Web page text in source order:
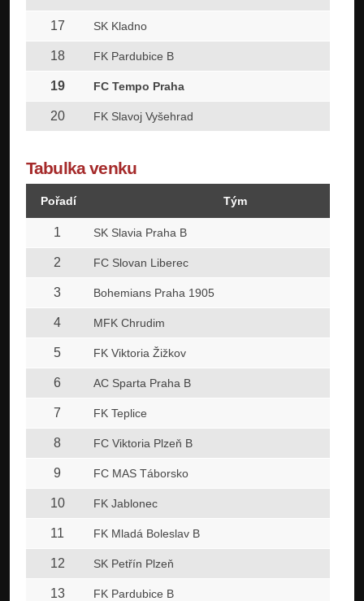
17 SK Kladno
18 FK Pardubice B
19 FC Tempo Praha
20 FK Slavoj Vyšehrad
Tabulka venku
Pořadí Tým
1 SK Slavia Praha B
2 FC Slovan Liberec
3 Bohemians Praha 1905
4 MFK Chrudim
5 FK Viktoria Žižkov
6 AC Sparta Praha B
7 FK Teplice
8 FC Viktoria Plzeň B
9 FC MAS Táborsko
10 FK Jablonec
11 FK Mladá Boleslav B
12 SK Petřín Plzeň
13 FK Pardubice B